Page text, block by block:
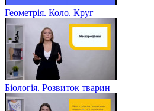
Геометрія. Коло. Круг
Біологія. Розвиток тварин